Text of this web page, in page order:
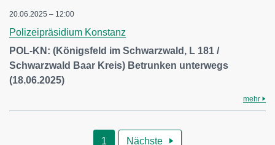
20.06.2025 – 12:00
Polizeipräsidium Konstanz
POL-KN: (Königsfeld im Schwarzwald, L 181 /
Schwarzwald Baar Kreis) Betrunken unterwegs
(18.06.2025)
mehr
1 Nächste 